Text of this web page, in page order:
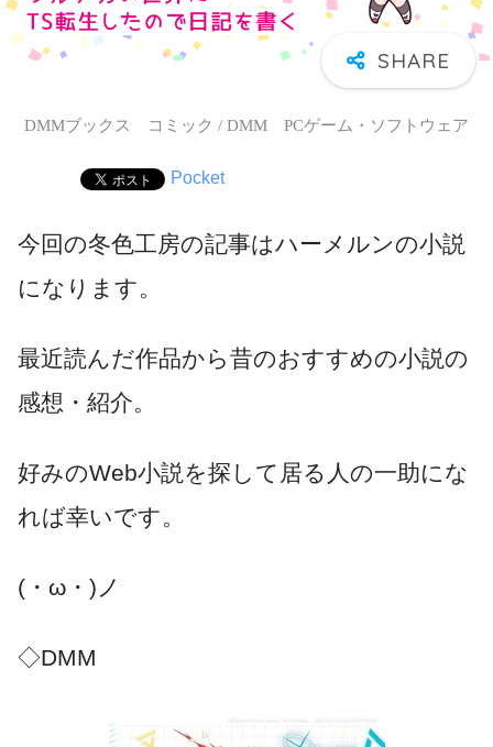
DMMブックス コミック / DMM PCゲーム・ソフトウェア
Pocket
今回の冬色工房の記事はハーメルンの小説
になります。
最近読んだ作品から昔のおすすめの小説の
感想・紹介。
好みのWeb小説を探して居る人の一助にな
れば幸いです。
(・ω・)ノ
◇DMM